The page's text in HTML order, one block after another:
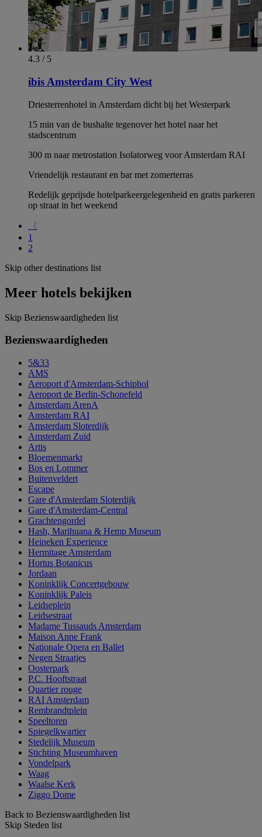
4.3 / 5
ibis Amsterdam City West
Driesterrenhotel in Amsterdam dicht bij het Westerpark
15 min van de bushalte tegenover het hotel naar het
stadscentrum
300 m naar metrostation Isolatorweg voor Amsterdam RAI
Vriendelijk restaurant en bar met zomerterras
Redelijk geprijsde hotelparkeergelegenheid en gratis parkeren
op straat in het weekend
〈
1
2
Skip other destinations list
Meer hotels bekijken
Skip Bezienswaardigheden list
Bezienswaardigheden
5&33
AMS
Aeroport d'Amsterdam-Schiphol
Aeroport de Berlin-Schonefeld
Amsterdam ArenA
Amsterdam RAI
Amsterdam Sloterdijk
Amsterdam Zuid
Artis
Bloemenmarkt
Bos en Lommer
Buitenveldert
Escape
Gare d'Amsterdam Sloterdijk
Gare d'Amsterdam-Central
Grachtengordel
Hash, Marihuana & Hemp Museum
Heineken Experience
Hermitage Amsterdam
Hortus Botanicus
Jordaan
Koninklijk Concertgebouw
Koninklijk Paleis
Leidseplein
Leidsestraat
Madame Tussauds Amsterdam
Maison Anne Frank
Nationale Opera en Ballet
Negen Straatjes
Oosterpark
P.C. Hooftstraat
Quartier rouge
RAI Amsterdam
Rembrandtplein
Speeltoren
Spiegelkwartier
Stedelijk Museum
Stichting Museumhaven
Vondelpark
Waag
Waalse Kerk
Ziggo Dome
Back to Bezienswaardigheden list
Skip Steden list